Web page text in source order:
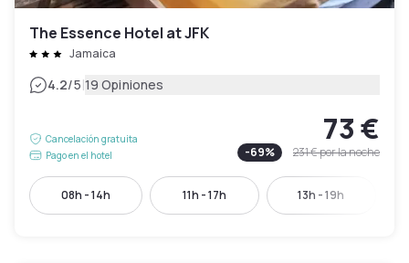
The Essence Hotel at JFK
Jamaica
4.2/5|19 Opiniones
Cancelación gratuita
Pago en el hotel
73 €
-69% 231 €por la noche
08h - 14h 11h - 17h 13h - 19h